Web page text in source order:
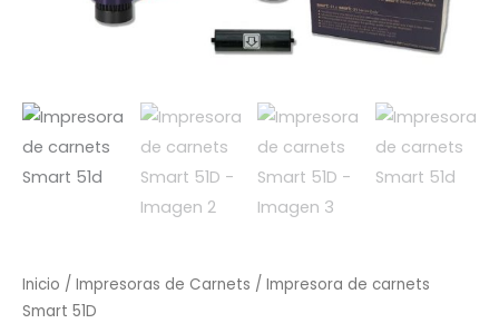
Inicio / Impresoras de Carnets / Impresora de carnets
Smart 51D